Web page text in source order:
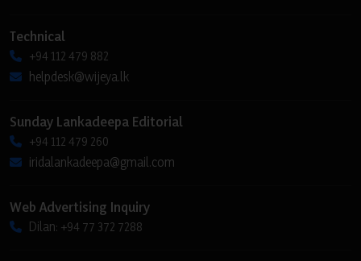
Technical
+94 112 479 882
helpdesk@wijeya.lk
Sunday Lankadeepa Editorial
+94 112 479 260
iridalankadeepa@gmail.com
Web Advertising Inquiry
Dilan: +94 77 372 7288